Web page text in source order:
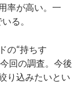
率が高い。一
る。
の“持ちす
回の調査。今後
り込みたいとい